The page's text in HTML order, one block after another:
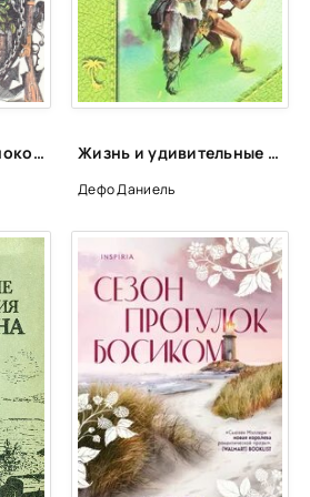
Великолепная Ориноко - Жюль Верн Жизнь и удивительные приключения Робинзона Крузо, моряка из Йорка - Даниель Дефо
Дефо Даниель